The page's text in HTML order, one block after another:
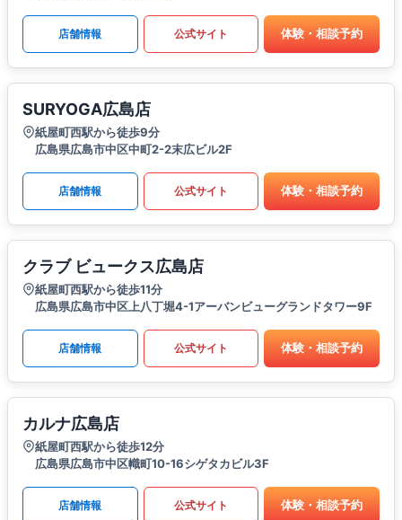
店舗情報 公式サイト 体験・相談予約
SURYOGA広島店
紙屋町西駅から徒歩9分
広島県広島市中区中町2-2末広ビル2F
店舗情報 公式サイト 体験・相談予約
クラブ ビュークス広島店
紙屋町西駅から徒歩11分
広島県広島市中区上八丁堀4-1アーバンビューグランドタワー9F
店舗情報 公式サイト 体験・相談予約
カルナ広島店
紙屋町西駅から徒歩12分
広島県広島市中区幟町10-16シゲタカビル3F
店舗情報 公式サイト 体験・相談予約